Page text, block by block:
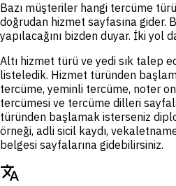
Bazı müşteriler hangi tercüme
doğrudan hizmet sayfasına gider.
yapılacağını bizden duyar. İki yol
Altı hizmet türü ve yedi sık talep
listeledik. Hizmet türünden
tercüme, yeminli tercüme, noter
tercümesi ve tercüme dilleri
türünden başlamak isterseniz
örneği, adli sicil kaydı,
belgesi sayfalarına gidebilirsiniz.
translate